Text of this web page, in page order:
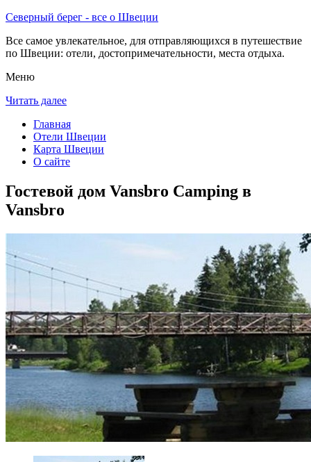
Северный берег - все о Швеции
Все самое увлекательное, для отправляющихся в путешествие
по Швеции: отели, достопримечательности, места отдыха.
Меню
Читать далее
Главная
Отели Швеции
Карта Швеции
О сайте
Гостевой дом Vansbro Camping в
Vansbro